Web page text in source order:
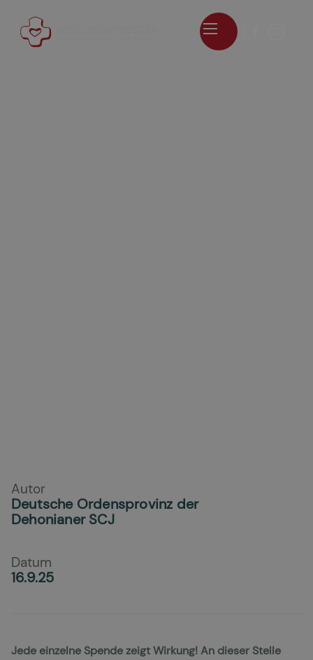
Autor
Deutsche Ordensprovinz der
Dehonianer SCJ
Datum
16.9.25
Jede einzelne Spende zeigt Wirkung! An dieser Stelle